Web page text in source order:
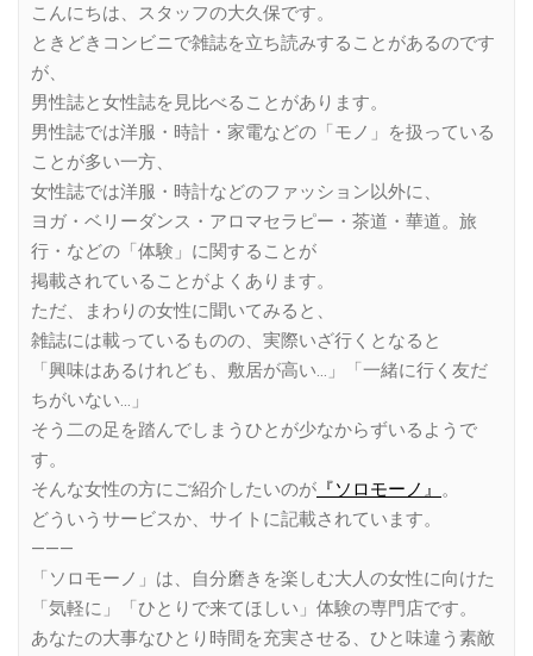
こんにちは、スタッフの大久保です。
ときどきコンビニで雑誌を立ち読みすることがあるのです
が、
男性誌と女性誌を見比べることがあります。
男性誌では洋服・時計・家電などの「モノ」を扱っている
ことが多い一方、
女性誌では洋服・時計などのファッション以外に、
ヨガ・ベリーダンス・アロマセラピー・茶道・華道。旅
行・などの「体験」に関することが
掲載されていることがよくあります。
ただ、まわりの女性に聞いてみると、
雑誌には載っているものの、実際いざ行くとなると
「興味はあるけれども、敷居が高い…」「一緒に行く友だ
ちがいない…」
そう二の足を踏んでしまうひとが少なからずいるようで
す。
そんな女性の方にご紹介したいのが 『ソロモーノ』 。
どういうサービスか、サイトに記載されています。
———
「ソロモーノ」は、自分磨きを楽しむ大人の女性に向けた
「気軽に」「ひとりで来てほしい」体験の専門店です。
あなたの大事なひとり時間を充実させる、ひと味違う素敵